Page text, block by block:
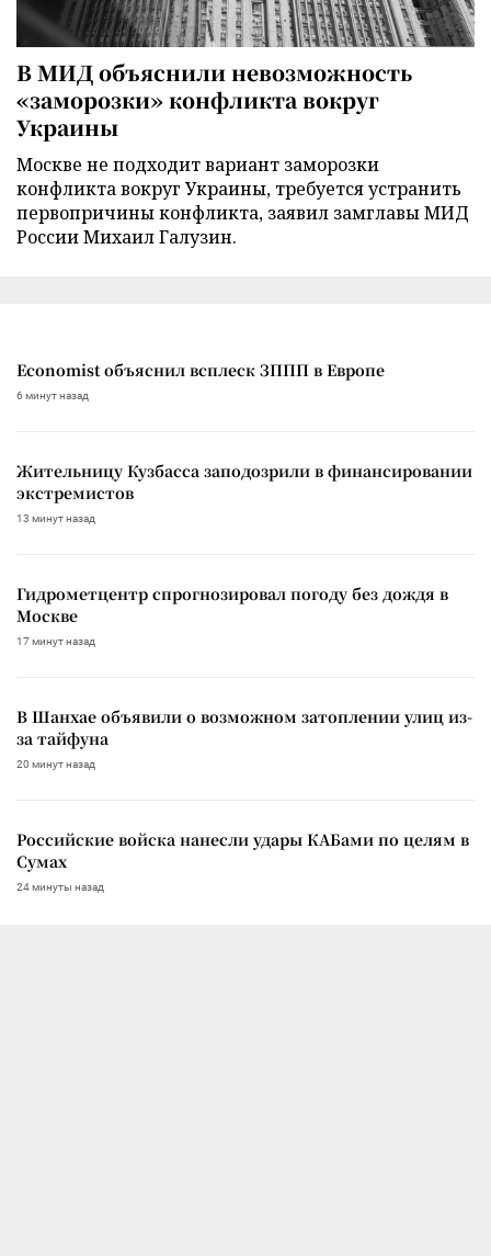
В МИД объяснили невозможность
«заморозки» конфликта вокруг
Украины
Москве не подходит вариант заморозки
конфликта вокруг Украины, требуется устранить
первопричины конфликта, заявил замглавы МИД
России Михаил Галузин.
Economist объяснил всплеск ЗППП в Европе
6 минут назад
Жительницу Кузбасса заподозрили в финансировании
экстремистов
13 минут назад
Гидрометцентр спрогнозировал погоду без дождя в
Москве
17 минут назад
В Шанхае объявили о возможном затоплении улиц из-
за тайфуна
20 минут назад
Российские войска нанесли удары КАБами по целям в
Сумах
24 минуты назад